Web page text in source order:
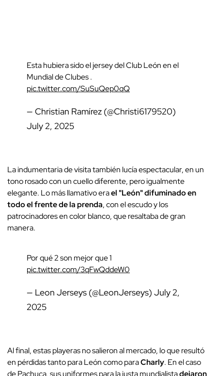
Esta hubiera sido el jersey del Club León en el
Mundial de Clubes .
pic.twitter.com/SuSuQep0qQ
— Christian Ramírez (@Christi6179520)
July 2, 2025
La indumentaria de visita también lucía espectacular, en un
tono rosado con un cuello diferente, pero igualmente
elegante. Lo más llamativo erael "León" difuminado en
todo el frente de la prenda, con el escudo y los
patrocinadores en color blanco, que resaltaba de gran
manera.
Por qué 2 son mejor que 1
pic.twitter.com/3qFwQddeW0
— Leon Jerseys (@LeonJerseys) July 2,
2025
Al final, estas playeras no salieron al mercado, lo que resultó
en pérdidas tanto para León como paraCharly. En el caso
de Pachuca, sus uniformes para la justa mundialistadejaron